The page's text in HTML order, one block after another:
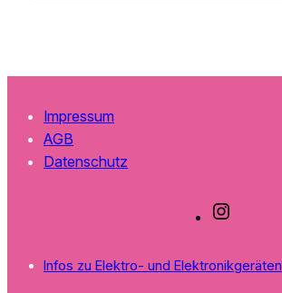
Impressum
AGB
Datenschutz
t
Infos zu Elektro- und Elektronikgeräten